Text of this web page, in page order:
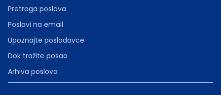
Pretraga poslova
Poslovi na email
Upoznajte poslodavce
Dok tražite posao
Arhiva poslova